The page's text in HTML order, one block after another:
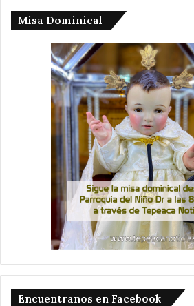
Misa Dominical
Encuentranos en Facebook